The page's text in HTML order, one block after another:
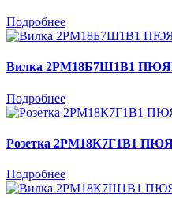
Подробнее
Вилка 2РМ18Б7Ш1В1
Подробнее
Розетка 2РМ18К7Г1В1
Подробнее